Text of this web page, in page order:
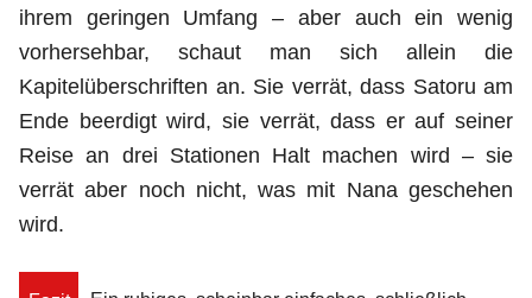
ihrem geringen Umfang – aber auch ein wenig
vorhersehbar, schaut man sich allein die
Kapitelüberschriften an. Sie verrät, dass Satoru am
Ende beerdigt wird, sie verrät, dass er auf seiner
Reise an drei Stationen Halt machen wird – sie
verrät aber noch nicht, was mit Nana geschehen
wird.